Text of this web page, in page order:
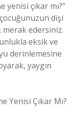
yenisi çıkar mı?”
dişi
merak edersiniz.
eksik ve
derinlemesine
yaygın
Yenisi Çıkar Mı?